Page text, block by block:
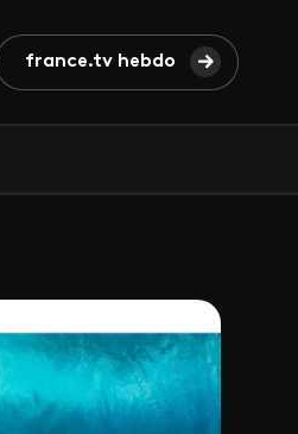
france.tv hebdo